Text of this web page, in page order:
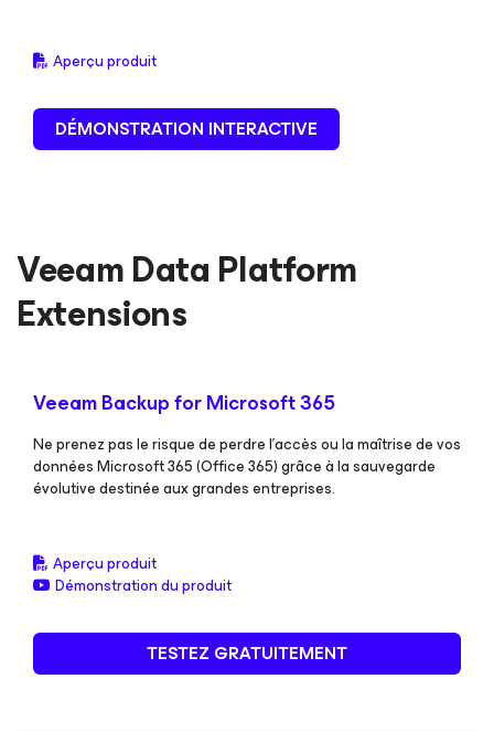
Aperçu produit
DÉMONSTRATION INTERACTIVE
Veeam Data Platform
Extensions
Veeam Backupfor Microsoft 365
Ne prenez pas le risque de perdre l’accès ou la maîtrise de vos
données Microsoft 365 (Office 365) grâce à la sauvegarde
évolutive destinée aux grandes entreprises.
Aperçu produit
Démonstration du produit
TESTEZ GRATUITEMENT